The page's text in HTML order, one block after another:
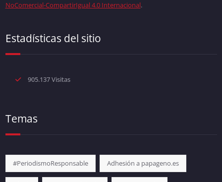
NoComercial-CompartirIgual 4.0 Internacional.
Estadísticas del sitio
905.137 Visitas
Temas
#PeriodismoResponsable Adhesión a papageno.es